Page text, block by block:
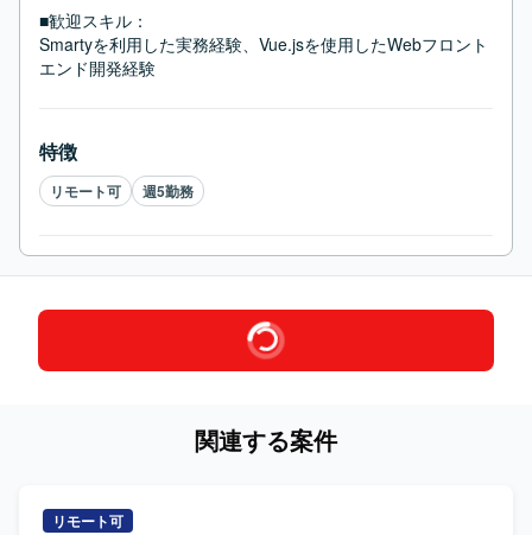
■歓迎スキル：
Smartyを利用した実務経験、Vue.jsを使用したWebフロント
エンド開発経験
特徴
リモート可 週5勤務
関連する案件
リモート可